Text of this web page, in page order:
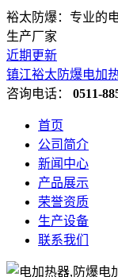
裕太防爆：专业的
生产厂家
近期更新
镇江裕太防爆电加
咨询电话： 0511-
首页
公司简介
新闻中心
产品展示
荣誉资质
生产设备
联系我们